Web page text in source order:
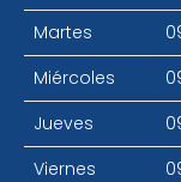
Martes
Miércoles
Jueves
Viernes